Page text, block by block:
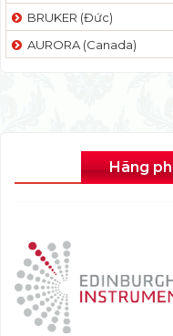
BRUKER (Đức)
AURORA (Canada)
Hãng